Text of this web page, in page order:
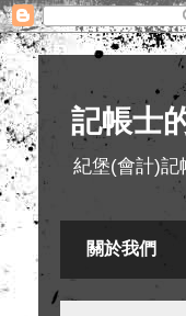
記帳士
紀堡(會計)記
關於我們